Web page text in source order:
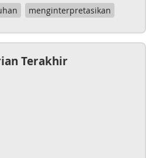
menginterpretasikan
Terakhir